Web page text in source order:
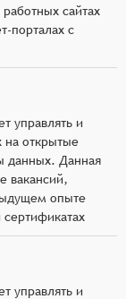
сайтах
порталах с
управлять и
на открытые
данных. Данная
вакансий,
опыте
управлять и